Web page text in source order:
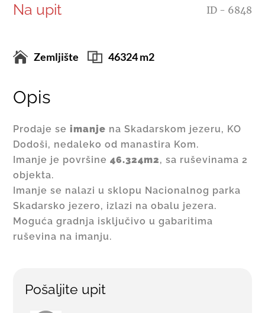
Na upit ID - 6848
Zemljište 46324 m2
Opis
Prodaje seimanje na Skadarskom jezeru, KO
Dodoši, nedaleko od manastira Kom.
Imanje je površine46.324m2, sa ruševinama 2
objekta.
Imanje se nalazi u sklopu Nacionalnog parka
Skadarsko jezero, izlazi na obalu jezera.
Moguća gradnja isključivo u gabaritima
ruševina na imanju.
Pošaljite upit